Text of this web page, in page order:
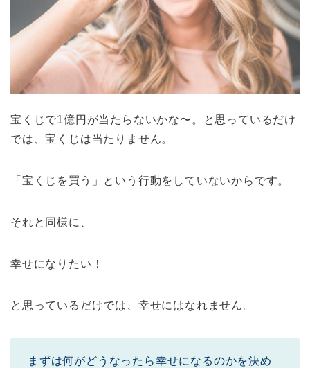
宝くじで1億円が当たらないかな〜。と思っているだけ
では、宝くじは当たりません。
「宝くじを買う」という行動をしていないからです。
それと同様に、
幸せになりたい！
と思っているだけでは、幸せにはなれません。
まずは何がどうなったら幸せになるのかを決め